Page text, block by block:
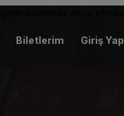
Biletlerim Giriş Yap